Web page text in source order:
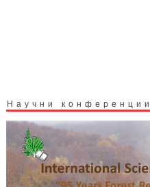
Научни конференции